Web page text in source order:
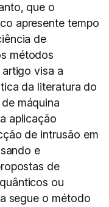
que o
apresente tempo
de
métodos
visa a
da literatura do
máquina
aplicação
de intrusão em
e
de
ou
segue o método